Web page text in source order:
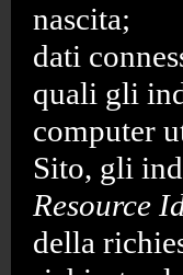
nascita;
dati
quali gli
computer
Sito, gli
Resource
della